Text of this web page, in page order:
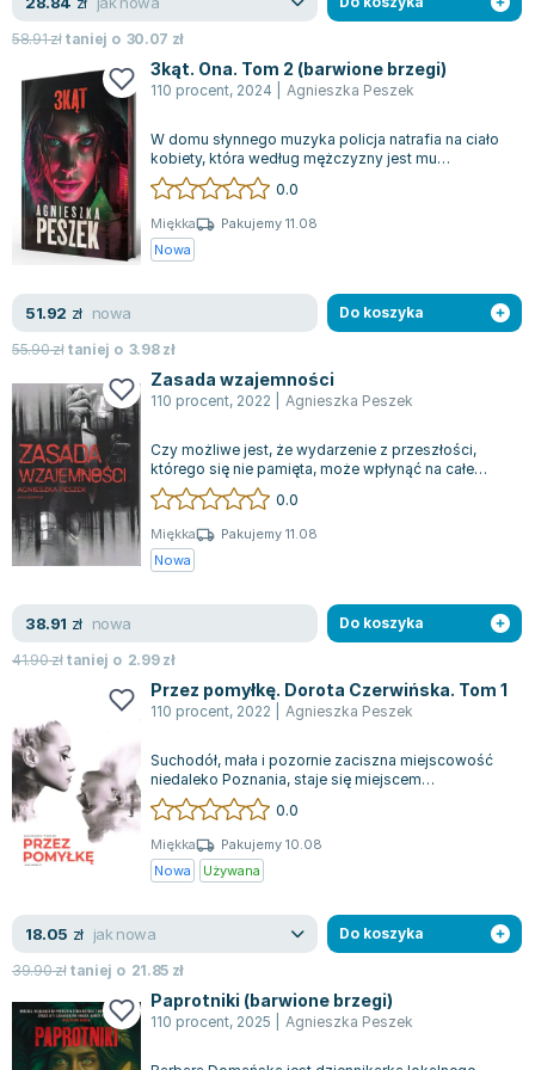
Zygmunt Freud
Michel Moran
Maciej Orłoś
Jo Nesbo
Katarzyna Miller
Antoine de Saint Exupery
Lew Tołstoj
Marcin Meller
Paulina Młynarska
Jarosław Sokołowski
Piotr Latocha
Michael Scott
Piotr Semka
Jarosław Iwaszkiewicz
Joseph Murphy
Aleksander Puszkin
Oscar Wilde
Maddie Ziegler
Leszek Czarnecki
Joanna Racewicz
Maria Seweryn
Janina Zającówna
Eric Helms
Nela Mała Reporterka
Agnieszka Maciąg
Terry Pratchett
Virginia Woolf
58.91złtaniej o 30.07 zł
3kąt. Ona. Tom 2 (barwione brzegi)
110 procent, 2024 Agnieszka Peszek
W domu słynnego muzyka policja natrafia na ciało
kobiety, która według mężczyzny jest mu
całkowicie obca. Upiera się, że nie pamię...
0.0
Miękka
Pakujemy 11.08
Nowa
51.92 zł nowa
55.90złtaniej o 3.98zł
Do koszyka
Zasada wzajemności
110 procent, 2022 Agnieszka Peszek
Czy możliwe jest, że wydarzenie z przeszłości,
którego się nie pamięta, może wpłynąć na całe
życie? Szymon Trojanowski, porwany ja...
0.0
Miękka
Pakujemy 11.08
Nowa
38.91 zł nowa
41.90złtaniej o 2.99zł
Do koszyka
Przez pomyłkę. Dorota Czerwińska. Tom 1
110 procent, 2022 Agnieszka Peszek
Suchodół, mała i pozornie zaciszna miejscowość
niedaleko Poznania, staje się miejscem
niepokojących zgonów. Mieszkańcy nie wzbudza...
0.0
Miękka
Pakujemy 10.08
Nowa
Używana
18.05 zł jak nowa
39.90złtaniej o 21.85 zł
Do koszyka
Paprotniki (barwione brzegi)
110 procent, 2025 Agnieszka Peszek